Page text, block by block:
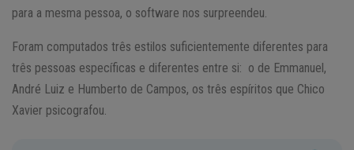
para a mesma pessoa, o software nos surpreendeu.
Foram computados três estilos suficientemente diferentes para
três pessoas específicas e diferentes entre si: o de Emmanuel,
André Luiz e Humberto de Campos, os três espíritos que Chico
Xavier psicografou.